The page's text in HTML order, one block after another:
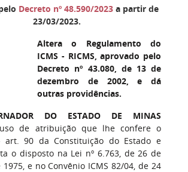
Decreto nº 48.590/2023a partir de
23/03/2023.
Altera o Regulamento do
ICMS - RICMS, aprovado pelo
Decreto nº 43.080, de 13 de
dezembro de 2002, e dá
outras providências.
DO ESTADO DE MINAS
de atribuição que lhe confere o
art. 90 da Constituição do Estado e
o disposto na Lei nº 6.763, de 26 de
e no Convênio ICMS 82/04, de 24